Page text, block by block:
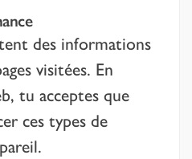
des informations
visitées. En
tu acceptes que
ces types de